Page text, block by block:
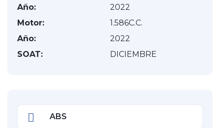
Año:
2022
Motor:
1.586C.C.
Año:
2022
SOAT:
DICIEMBRE
ABS